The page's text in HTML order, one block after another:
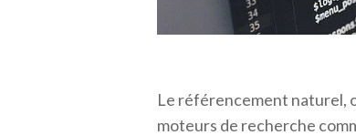
Le référencement naturel,
moteurs de recherche